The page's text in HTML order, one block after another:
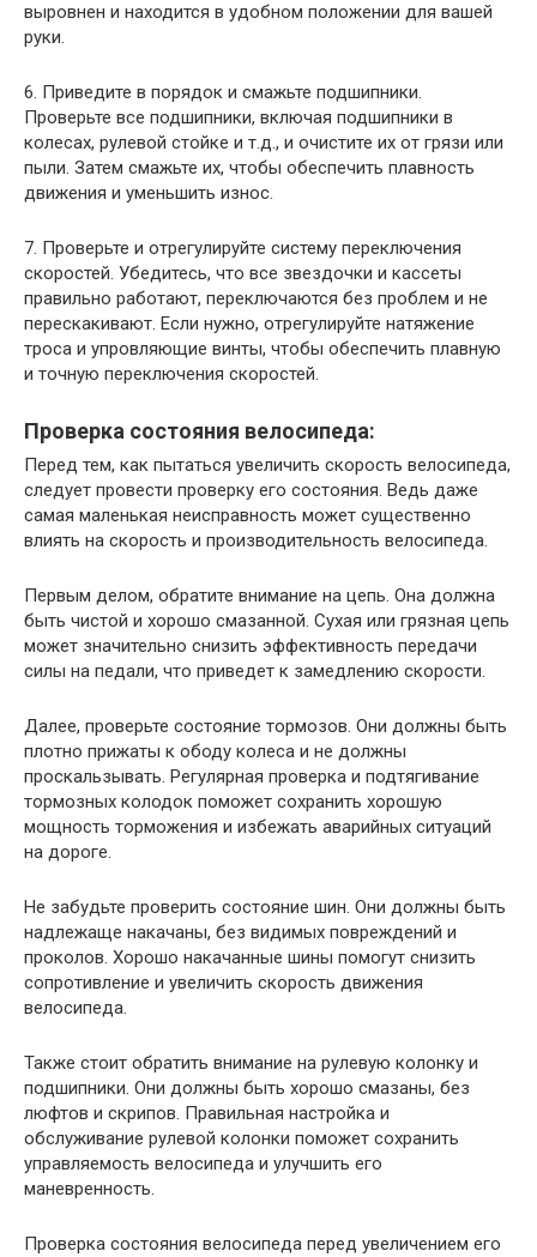
выровнен и находится в удобном положении для вашей
руки.
6. Приведите в порядок и смажьте подшипники.
Проверьте все подшипники, включая подшипники в
колесах, рулевой стойке и т.д., и очистите их от грязи или
пыли. Затем смажьте их, чтобы обеспечить плавность
движения и уменьшить износ.
7. Проверьте и отрегулируйте систему переключения
скоростей. Убедитесь, что все звездочки и кассеты
правильно работают, переключаются без проблем и не
перескакивают. Если нужно, отрегулируйте натяжение
троса и упровляющие винты, чтобы обеспечить плавную
и точную переключения скоростей.
Проверка состояния велосипеда:
Перед тем, как пытаться увеличить скорость велосипеда,
следует провести проверку его состояния. Ведь даже
самая маленькая неисправность может существенно
влиять на скорость и производительность велосипеда.
Первым делом, обратите внимание на цепь. Она должна
быть чистой и хорошо смазанной. Сухая или грязная цепь
может значительно снизить эффективность передачи
силы на педали, что приведет к замедлению скорости.
Далее, проверьте состояние тормозов. Они должны быть
плотно прижаты к ободу колеса и не должны
проскальзывать. Регулярная проверка и подтягивание
тормозных колодок поможет сохранить хорошую
мощность торможения и избежать аварийных ситуаций
на дороге.
Не забудьте проверить состояние шин. Они должны быть
надлежаще накачаны, без видимых повреждений и
проколов. Хорошо накачанные шины помогут снизить
сопротивление и увеличить скорость движения
велосипеда.
Также стоит обратить внимание на рулевую колонку и
подшипники. Они должны быть хорошо смазаны, без
люфтов и скрипов. Правильная настройка и
обслуживание рулевой колонки поможет сохранить
управляемость велосипеда и улучшить его
маневренность.
Проверка состояния велосипеда перед увеличением его